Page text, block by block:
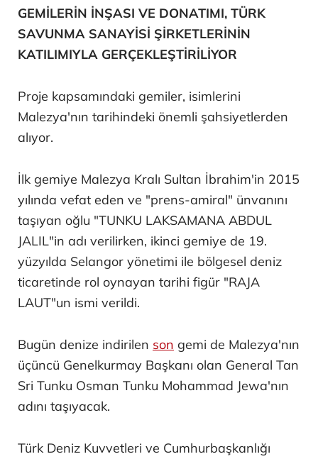
GEMİLERİN İNŞASI VE DONATIMI, TÜRK
SAVUNMA SANAYİSİ ŞİRKETLERİNİN
KATILIMIYLA GERÇEKLEŞTİRİLİYOR
Proje kapsamındaki gemiler, isimlerini
Malezya'nın tarihindeki önemli şahsiyetlerden
alıyor.
İlk gemiye Malezya Kralı Sultan İbrahim'in 2015
yılında vefat eden ve "prens-amiral" ünvanını
taşıyan oğlu "TUNKU LAKSAMANA ABDUL
JALIL"in adı verilirken, ikinci gemiye de 19.
yüzyılda Selangor yönetimi ile bölgesel deniz
ticaretinde rol oynayan tarihi figür "RAJA
LAUT"un ismi verildi.
Bugün denize indirilen son gemi de Malezya'nın
üçüncü Genelkurmay Başkanı olan General Tan
Sri Tunku Osman Tunku Mohammad Jewa'nın
adını taşıyacak.
Türk Deniz Kuvvetleri ve Cumhurbaşkanlığı